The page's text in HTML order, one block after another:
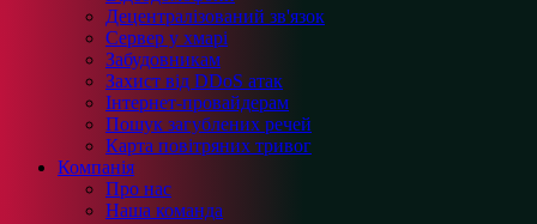
Децентралізований зв'язок
Сервер у хмарі
Забудовникам
Захист від DDoS атак
Інтернет-провайдерам
Пошук загублених речей
Карта повітряних тривог
Компанія
Про нас
Наша команда